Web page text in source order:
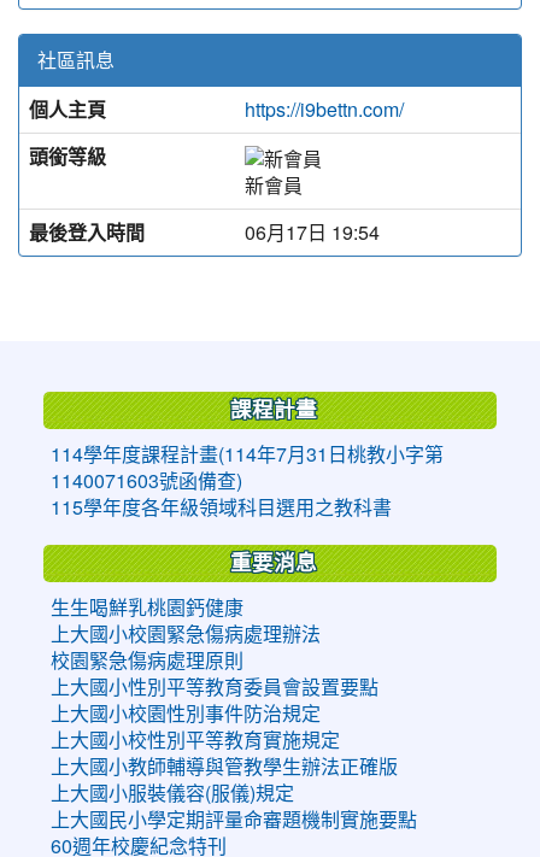
社區訊息
個人主頁
https://i9bettn.com/
頭銜等級
新會員
最後登入時間
06月17日 19:54
課程計畫
114學年度課程計畫(114年7月31日桃教小字第
1140071603號函備查)
115學年度各年級領域科目選用之教科書
重要消息
生生喝鮮乳桃園鈣健康
上大國小校園緊急傷病處理辦法
校園緊急傷病處理原則
上大國小性別平等教育委員會設置要點
上大國小校園性別事件防治規定
上大國小校性別平等教育實施規定
上大國小教師輔導與管教學生辦法正確版
上大國小服裝儀容(服儀)規定
上大國民小學定期評量命審題機制實施要點
60週年校慶紀念特刊